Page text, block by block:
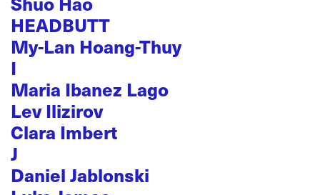
HEADBUTT
My-Lan Hoang-Thuy
I
Maria Ibanez Lago
Lev Ilizirov
Clara Imbert
J
Daniel Jablonski